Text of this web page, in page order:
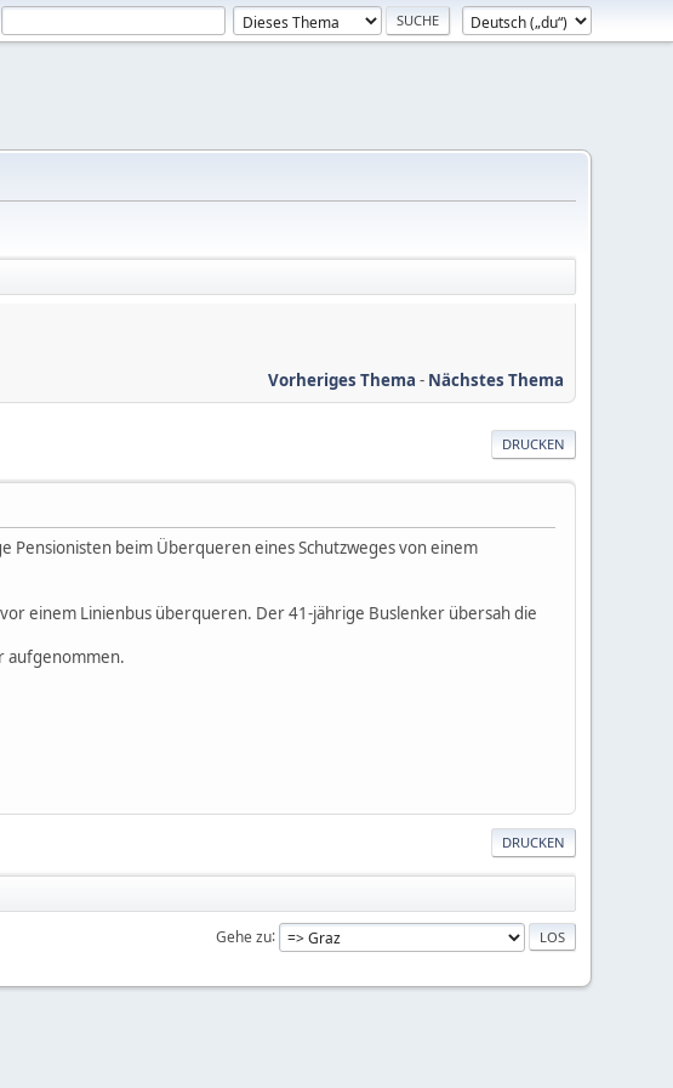
Vorheriges Thema - Nächstes Thema
DRUCKEN
Pensionisten beim Überqueren eines Schutzweges von einem
einem Linienbus überqueren. Der 41-jährige Buslenker übersah die
aufgenommen.
DRUCKEN
Gehe zu